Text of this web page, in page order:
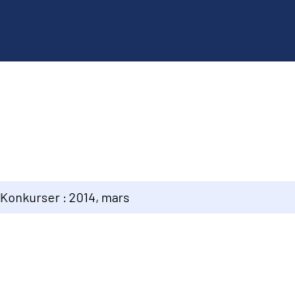
Konkurser : 2014, mars